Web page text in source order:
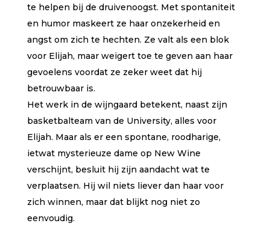
te helpen bij de druivenoogst. Met spontaniteit
en humor maskeert ze haar onzekerheid en
angst om zich te hechten. Ze valt als een blok
voor Elijah, maar weigert toe te geven aan haar
gevoelens voordat ze zeker weet dat hij
betrouwbaar is.
Het werk in de wijngaard betekent, naast zijn
basketbalteam van de University, alles voor
Elijah. Maar als er een spontane, roodharige,
ietwat mysterieuze dame op New Wine
verschijnt, besluit hij zijn aandacht wat te
verplaatsen. Hij wil niets liever dan haar voor
zich winnen, maar dat blijkt nog niet zo
eenvoudig.